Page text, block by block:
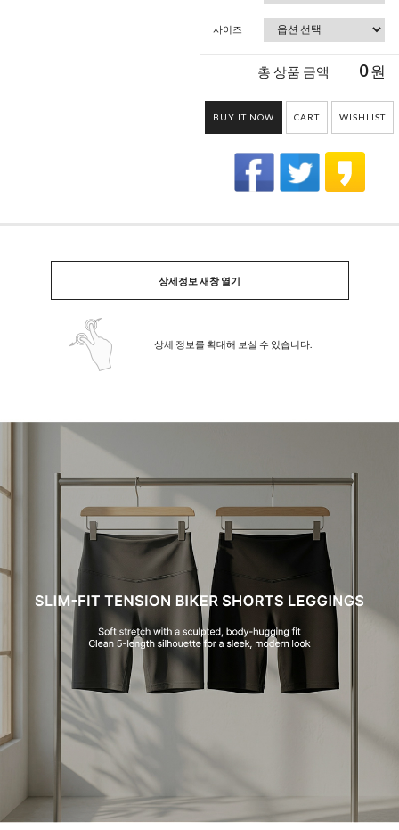
사이즈
총 상품 금액 0원
BUY IT NOW CART WISHLIST
상세정보 새창 열기
상세 정보를 확대해 보실 수 있습니다.